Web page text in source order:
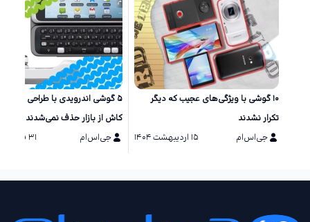
۱۰ گوشی‌ با ویژگی‌های عجیب که دیگر
تکرار نشدند
جی‌اس‌ام
۱۵ اردیبهشت ۱۴۰۴
۵ گوشی اندرویدی با طراحی خاص
کاش از بازار حذف نمی‌شدند
جی‌اس‌ام
۳۱ فروردین ۱۴۰۴